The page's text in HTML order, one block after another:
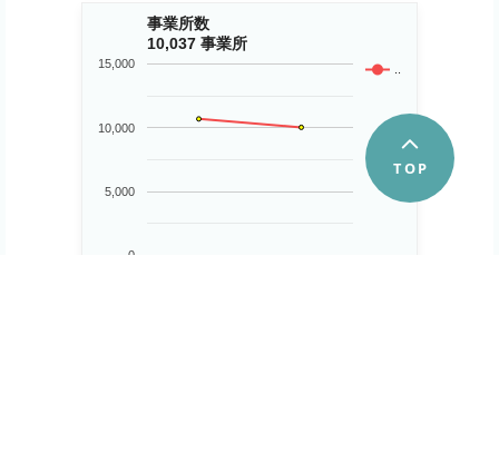
事業所数
10,037 事業所
..
0
5,000
10,000
15,000